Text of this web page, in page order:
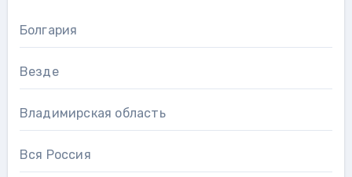
Болгария
Везде
Владимирская область
Вся Россия